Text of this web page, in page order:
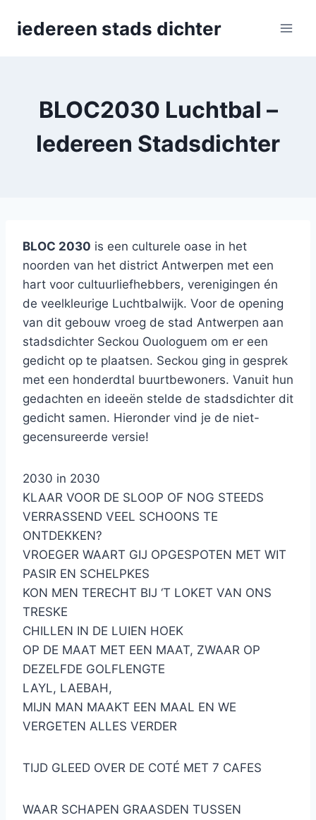
iedereen stads dichter
BLOC2030 Luchtbal –
Iedereen Stadsdichter
BLOC 2030 is een culturele oase in het
noorden van het district Antwerpen met een
hart voor cultuurliefhebbers, verenigingen én
de veelkleurige Luchtbalwijk. Voor de opening
van dit gebouw vroeg de stad Antwerpen aan
stadsdichter Seckou Ouologuem om er een
gedicht op te plaatsen. Seckou ging in gesprek
met een honderdtal buurtbewoners. Vanuit hun
gedachten en ideeën stelde de stadsdichter dit
gedicht samen. Hieronder vind je de niet-
gecensureerde versie!
2030 in 2030
KLAAR VOOR DE SLOOP OF NOG STEEDS
VERRASSEND VEEL SCHOONS TE
ONTDEKKEN?
VROEGER WAART GIJ OPGESPOTEN MET WIT
PASIR EN SCHELPKES
KON MEN TERECHT BIJ ‘T LOKET VAN ONS
TRESKE
CHILLEN IN DE LUIEN HOEK
OP DE MAAT MET EEN MAAT, ZWAAR OP
DEZELFDE GOLFLENGTE
LAYL, LAEBAH,
MIJN MAN MAAKT EEN MAAL EN WE
VERGETEN ALLES VERDER
TIJD GLEED OVER DE COTÉ MET 7 CAFES
WAAR SCHAPEN GRAASDEN TUSSEN